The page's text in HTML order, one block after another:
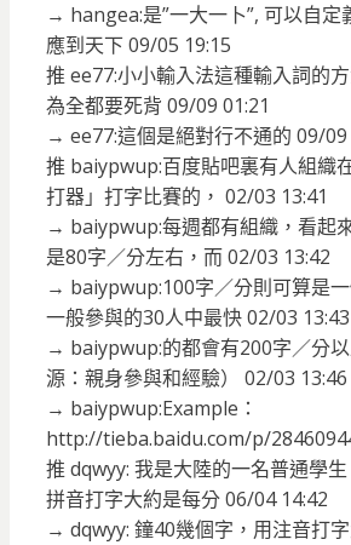
→ hangea:是”一大一卜”, 可以自定
應到天下 09/05 19:15
推 ee77:小小輸入法這種輸入詞的
為全都要死背 09/09 01:21
→ ee77:這個是絕對行不通的 09/09
推 baiypwup:百度貼吧裏有人組織
打器」打字比賽的， 02/03 13:41
→ baiypwup:每週都有組織，看起
是80字／分左右，而 02/03 13:42
→ baiypwup:100字／分則可算是一
一般參與的30人中最快 02/03 13:43
→ baiypwup:的都會有200字／分
源：親身參與和經驗） 02/03 13:46
→ baiypwup:Example：
http://tieba.baidu.com/p/
推 dqwyy: 我是大陸的一名普通學
拼音打字大約是每分 06/04 14:42
→ dqwyy: 鐘40幾個字，用注音打